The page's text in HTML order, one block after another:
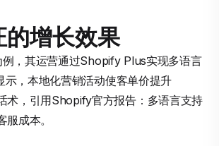
增长效果
，其运营通过Shopify Plus实现多语言
示，本地化营销活动使客单价提升
术，引用Shopify官方报告：多语言支持
成本。